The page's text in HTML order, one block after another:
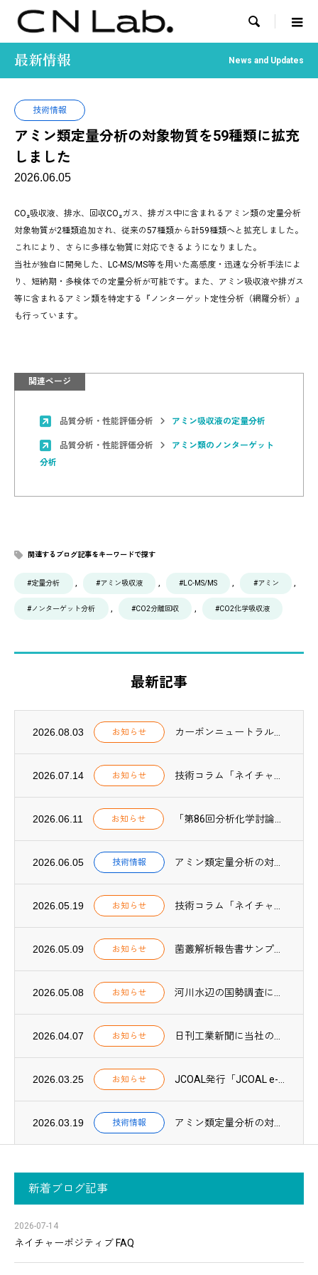

最新情報 News and Updates
技術情報
アミン類定量分析の対象物質を59種類に拡充
しました
2026.06.05
CO₂吸収液、排水、回収CO₂ガス、排ガス中に含まれるアミン類の定量分析
対象物質が2種類追加され、従来の57種類から計59種類へと拡充しました。
これにより、さらに多様な物質に対応できるようになりました。
当社が独自に開発した、LC-MS/MS等を用いた高感度・迅速な分析手法によ
り、短納期・多検体での定量分析が可能です。また、アミン吸収液や排ガス
等に含まれるアミン類を特定する『ノンターゲット定性分析（網羅分析）』
も行っています。
関連ページ
品質分析・性能評価分析 アミン吸収液の定量分析
品質分析・性能評価分析
アミン類のノンターゲット
分析
関連するブログ記事をキーワードで探す
#定量分析 , #アミン吸収液 , #LC-MS/MS , #アミン ,
#ノンターゲット分析 #CO2分離回収 #CO2化学吸収液
最新記事
2026.08.03 お知らせ
2026.07.14 お知らせ
2026.06.11 お知らせ
2026.06.05 技術情報
2026.05.19 お知らせ
2026.05.09 お知らせ
2026.05.08 お知らせ
2026.04.07 お知らせ
2026.03.25 お知らせ
2026.03.19 技術情報
新着ブログ記事
ネイチャーポジティブ FAQ
2026-07-14